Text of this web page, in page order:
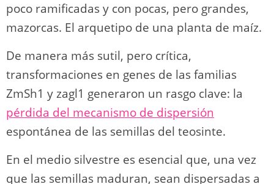
poco ramificadas y con pocas, pero grandes,
mazorcas. El arquetipo de una planta de maíz.
De manera más sutil, pero crítica,
transformaciones en genes de las familias
ZmSh1 y zagl1 generaron un rasgo clave: la
pérdida del mecanismo de dispersión
espontánea de las semillas del teosinte.
En el medio silvestre es esencial que, una vez
que las semillas maduran, sean dispersadas a